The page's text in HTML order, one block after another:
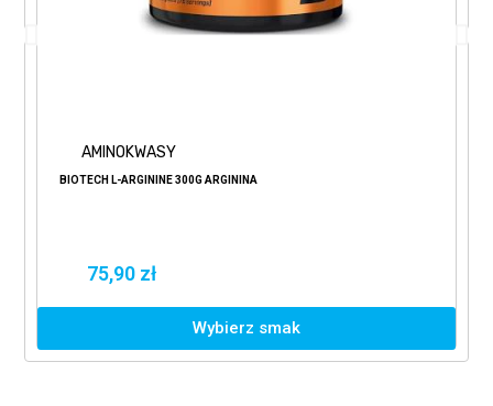
AMINOKWASY
BIOTECH L-ARGININE 300G ARGININA
75,90 zł
Wybierz smak